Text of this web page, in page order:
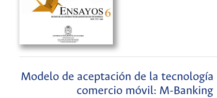
Modelo de aceptación de la tecnología
comercio móvil: M-Banking